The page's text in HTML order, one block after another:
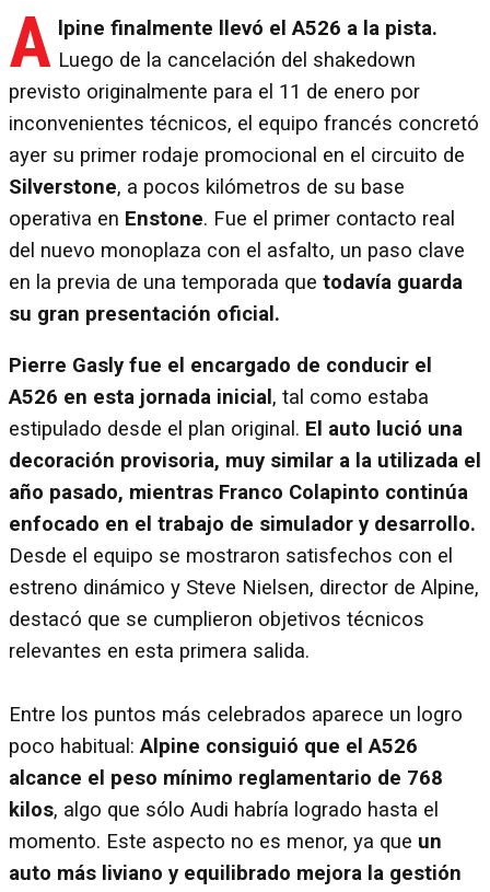
A lpine finalmente llevó el A526 a la pista.
Luego de la cancelación del shakedown
previsto originalmente para el 11 de enero por
inconvenientes técnicos, el equipo francés concretó
ayer su primer rodaje promocional en el circuito de
Silverstone, a pocos kilómetros de su base
operativa en Enstone. Fue el primer contacto real
del nuevo monoplaza con el asfalto, un paso clave
en la previa de una temporada que todavía guarda
su gran presentación oficial.
Pierre Gasly fue el encargado de conducir el
A526 en esta jornada inicial, tal como estaba
estipulado desde el plan original. El auto lució una
decoración provisoria, muy similar a la utilizada el
año pasado, mientras Franco Colapinto continúa
enfocado en el trabajo de simulador y desarrollo.
Desde el equipo se mostraron satisfechos con el
estreno dinámico y Steve Nielsen, director de Alpine,
destacó que se cumplieron objetivos técnicos
relevantes en esta primera salida.
Entre los puntos más celebrados aparece un logro
poco habitual:Alpine consiguió que el A526
alcance el peso mínimo reglamentario de 768
kilos, algo que sólo Audi habría logrado hasta el
momento. Este aspecto no es menor, ya que un
auto más liviano y equilibrado mejora la gestión